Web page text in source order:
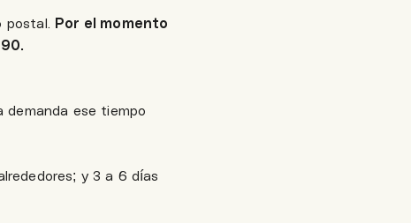
postal. Por el momento
demanda ese tiempo
y 3 a 6 días